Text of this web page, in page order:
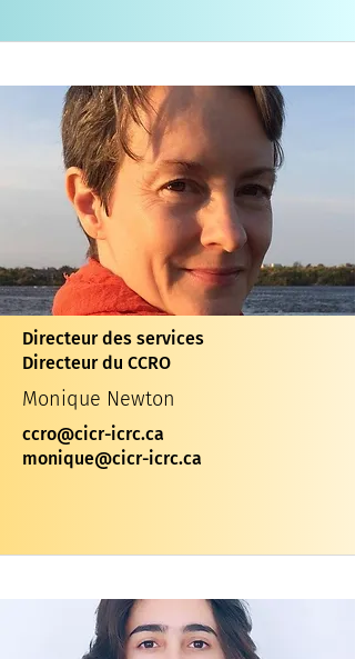
Directeur des services
Directeur du CCRO
Monique Newton
ccro@cicr-icrc.ca
monique@cicr-icrc.ca